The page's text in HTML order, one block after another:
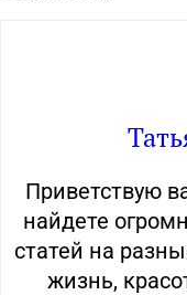
Приветствую
найдете
статей на
жизнь,